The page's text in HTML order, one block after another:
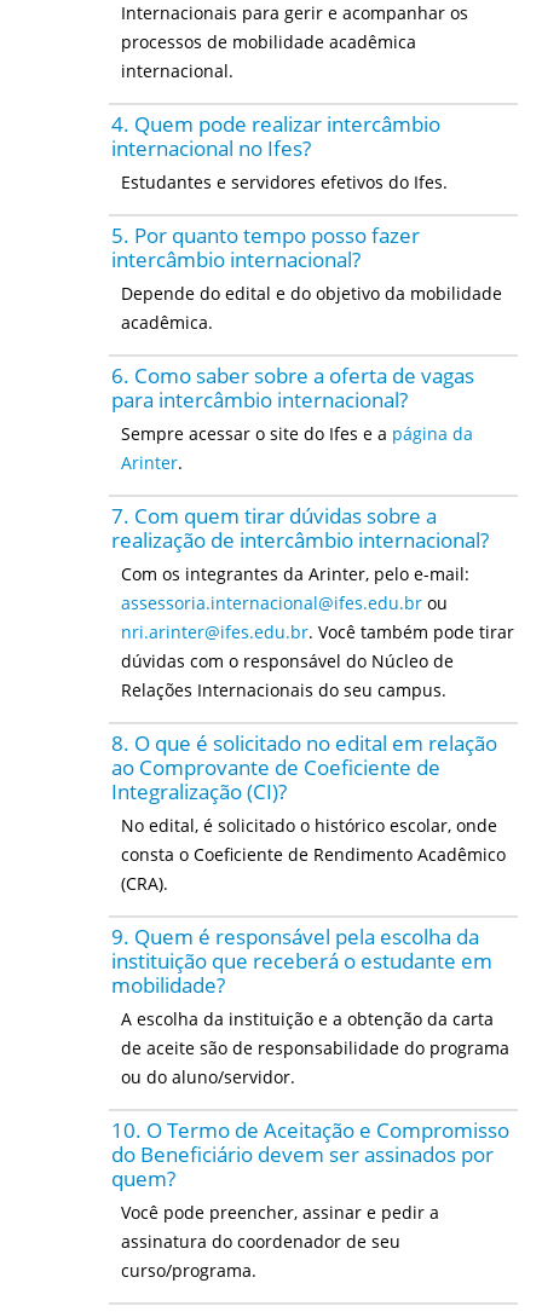
Internacionais para gerir e acompanhar os
processos de mobilidade acadêmica
internacional.
4. Quem pode realizar intercâmbio
internacional no Ifes?
Estudantes e servidores efetivos do Ifes.
5. Por quanto tempo posso fazer
intercâmbio internacional?
Depende do edital e do objetivo da mobilidade
acadêmica.
6. Como saber sobre a oferta de vagas
para intercâmbio internacional?
Sempre acessar o site do Ifes e a página da
Arinter.
7. Com quem tirar dúvidas sobre a
realização de intercâmbio internacional?
Com os integrantes da Arinter, pelo e-mail:
assessoria.internacional@ifes.edu.br ou
nri.arinter@ifes.edu.br. Você também pode tirar
dúvidas com o responsável do Núcleo de
Relações Internacionais do seu campus.
8. O que é solicitado no edital em relação
ao Comprovante de Coeficiente de
Integralização (CI)?
No edital, é solicitado o histórico escolar, onde
consta o Coeficiente de Rendimento Acadêmico
(CRA).
9. Quem é responsável pela escolha da
instituição que receberá o estudante em
mobilidade?
A escolha da instituição e a obtenção da carta
de aceite são de responsabilidade do programa
ou do aluno/servidor.
10. O Termo de Aceitação e Compromisso
do Beneficiário devem ser assinados por
quem?
Você pode preencher, assinar e pedir a
assinatura do coordenador de seu
curso/programa.